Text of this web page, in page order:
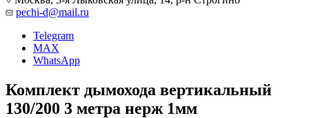
pechi-d@mail.ru
Telegram
MAX
WhatsApp
Комплект дымохода вертикальный
130/200 3 метра нерж 1мм